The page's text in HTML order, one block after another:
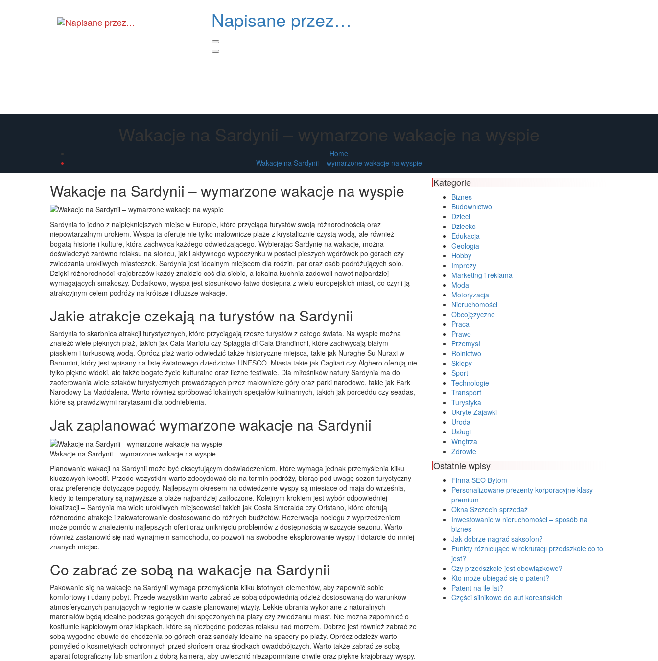
Napisane przez…
Primary
Wakacje na Sardynii – wymarzone wakacje na wyspie
Home
Wakacje na Sardynii – wymarzone wakacje na wyspie
Wakacje na Sardynii – wymarzone wakacje na wyspie
Sardynia to jedno z najpiękniejszych miejsc w Europie, które przyciąga turystów swoją różnorodnością oraz
niepowtarzalnym urokiem. Wyspa ta oferuje nie tylko malownicze plaże z krystalicznie czystą wodą, ale również
bogatą historię i kulturę, która zachwyca każdego odwiedzającego. Wybierając Sardynię na wakacje, można
doświadczyć zarówno relaksu na słońcu, jak i aktywnego wypoczynku w postaci pieszych wędrówek po górach czy
zwiedzania urokliwych miasteczek. Sardynia jest idealnym miejscem dla rodzin, par oraz osób podróżujących solo.
Dzięki różnorodności krajobrazów każdy znajdzie coś dla siebie, a lokalna kuchnia zadowoli nawet najbardziej
wymagających smakoszy. Dodatkowo, wyspa jest stosunkowo łatwo dostępna z wielu europejskich miast, co czyni ją
atrakcyjnym celem podróży na krótsze i dłuższe wakacje.
Jakie atrakcje czekają na turystów na Sardynii
Sardynia to skarbnica atrakcji turystycznych, które przyciągają rzesze turystów z całego świata. Na wyspie można
znaleźć wiele pięknych plaż, takich jak Cala Mariolu czy Spiaggia di Cala Brandinchi, które zachwycają białym
piaskiem i turkusową wodą. Oprócz plaż warto odwiedzić także historyczne miejsca, takie jak Nuraghe Su Nuraxi w
Barumini, który jest wpisany na listę światowego dziedzictwa UNESCO. Miasta takie jak Cagliari czy Alghero oferują nie
tylko piękne widoki, ale także bogate życie kulturalne oraz liczne festiwale. Dla miłośników natury Sardynia ma do
zaoferowania wiele szlaków turystycznych prowadzących przez malownicze góry oraz parki narodowe, takie jak Park
Narodowy La Maddalena. Warto również spróbować lokalnych specjałów kulinarnych, takich jak porceddu czy seadas,
które są prawdziwymi rarytasami dla podniebienia.
Jak zaplanować wymarzone wakacje na Sardynii
Wakacje na Sardynii – wymarzone wakacje na wyspie
Planowanie wakacji na Sardynii może być ekscytującym doświadczeniem, które wymaga jednak przemyślenia kilku
kluczowych kwestii. Przede wszystkim warto zdecydować się na termin podróży, biorąc pod uwagę sezon turystyczny
oraz preferencje dotyczące pogody. Najlepszym okresem na odwiedzenie wyspy są miesiące od maja do września,
kiedy to temperatury są najwyższe a plaże najbardziej zatłoczone. Kolejnym krokiem jest wybór odpowiedniej
lokalizacji – Sardynia ma wiele urokliwych miejscowości takich jak Costa Smeralda czy Oristano, które oferują
różnorodne atrakcje i zakwaterowanie dostosowane do różnych budżetów. Rezerwacja noclegu z wyprzedzeniem
może pomóc w znalezieniu najlepszych ofert oraz uniknięciu problemów z dostępnością w szczycie sezonu. Warto
również zastanowić się nad wynajmem samochodu, co pozwoli na swobodne eksplorowanie wyspy i dotarcie do mniej
znanych miejsc.
Co zabrać ze sobą na wakacje na Sardynii
Pakowanie się na wakacje na Sardynii wymaga przemyślenia kilku istotnych elementów, aby zapewnić sobie
komfortowy i udany pobyt. Przede wszystkim warto zabrać ze sobą odpowiednią odzież dostosowaną do warunków
atmosferycznych panujących w regionie w czasie planowanej wizyty. Lekkie ubrania wykonane z naturalnych
materiałów będą idealne podczas gorących dni spędzonych na plaży czy zwiedzaniu miast. Nie można zapomnieć o
kostiumie kąpielowym oraz klapkach, które są niezbędne podczas relaksu nad morzem. Dobrze jest również zabrać ze
sobą wygodne obuwie do chodzenia po górach oraz sandały idealne na spacery po plaży. Oprócz odzieży warto
pomyśleć o kosmetykach ochronnych przed słońcem oraz środkach owadobójczych. Warto także zabrać ze sobą
aparat fotograficzny lub smartfon z dobrą kamerą, aby uwiecznić niezapomniane chwile oraz piękne krajobrazy wyspy.
Kategorie
Biznes
Budownictwo
Dzieci
Dziecko
Edukacja
Geologia
Hobby
Imprezy
Marketing i reklama
Moda
Motoryzacja
Nieruchomości
Obcojęzyczne
Praca
Prawo
Przemysł
Rolnictwo
Sklepy
Sport
Technologie
Transport
Turystyka
Ukryte Zajawki
Uroda
Usługi
Wnętrza
Zdrowie
Ostatnie wpisy
Firma SEO Bytom
Personalizowane prezenty korporacyjne klasy
premium
Okna Szczecin sprzedaż
Inwestowanie w nieruchomości – sposób na
biznes
Jak dobrze nagrać saksofon?
Punkty różnicujące w rekrutacji przedszkole co to
jest?
Czy przedszkole jest obowiązkowe?
Kto może ubiegać się o patent?
Patent na ile lat?
Części silnikowe do aut koreańskich